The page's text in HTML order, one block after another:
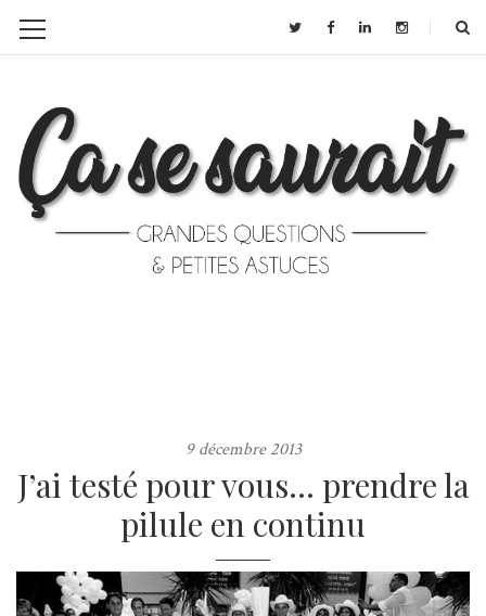
9 décembre 2013
J’ai testé pour vous… prendre la
pilule en continu